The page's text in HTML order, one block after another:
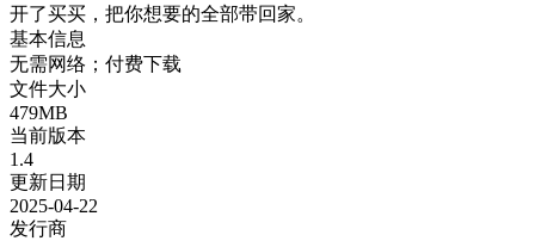
开了买买，把你想要的全部带回家。
基本信息
无需网络；付费下载
文件大小
479MB
当前版本
1.4
更新日期
2025-04-22
发行商